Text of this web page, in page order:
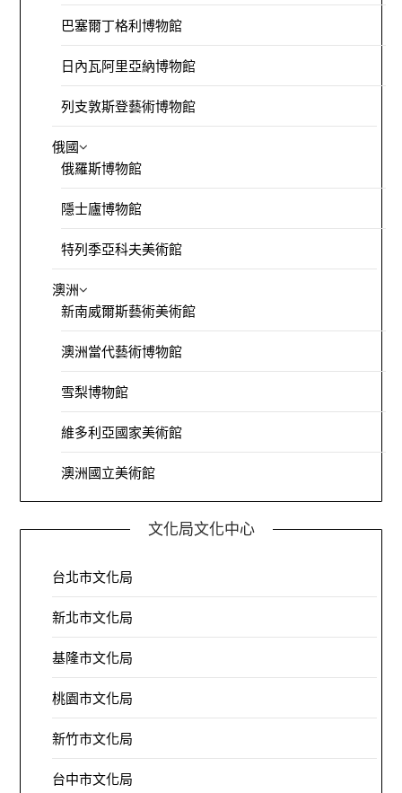
巴塞爾丁格利博物館
日內瓦阿里亞納博物館
列支敦斯登藝術博物館
俄國
俄羅斯博物館
隱士廬博物館
特列季亞科夫美術館
澳洲
新南威爾斯藝術美術館
澳洲當代藝術博物館
雪梨博物館
維多利亞國家美術館
澳洲國立美術館
文化局文化中心
台北市文化局
新北市文化局
基隆市文化局
桃園市文化局
新竹市文化局
台中市文化局